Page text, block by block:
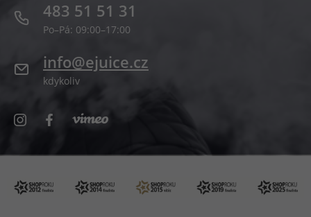
483 51 51 31
Po–Pá: 09:00–17:00
info@ejuice.cz
kdykoliv